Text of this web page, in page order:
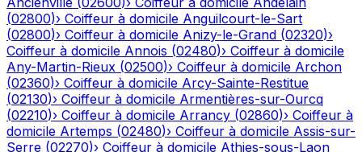
(02800)› Coiffeur à domicile Anguilcourt-le-Sart
(02800)› Coiffeur à domicile Anizy-le-Grand (02320)›
Coiffeur à domicile Annois (02480)› Coiffeur à domicile
Any-Martin-Rieux (02500)› Coiffeur à domicile Archon
(02360)› Coiffeur à domicile Arcy-Sainte-Restitue
(02130)› Coiffeur à domicile Armentières-sur-Ourcq
(02210)› Coiffeur à domicile Arrancy (02860)› Coiffeur à
domicile Artemps (02480)› Coiffeur à domicile Assis-sur-
Serre (02270)› Coiffeur à domicile Athies-sous-Laon